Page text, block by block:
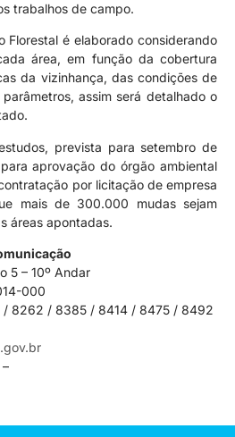
trabalhos de campo.
Florestal é elaborado considerando
área, em função da cobertura
da vizinhança, das condições de
assim será detalhado o
prevista para setembro de
aprovação do órgão ambiental
por licitação de empresa
mais de 300.000 mudas sejam
áreas apontadas.
5 – 10º Andar
000
/ 8262 / 8385 / 8414 / 8475 / 8492
–